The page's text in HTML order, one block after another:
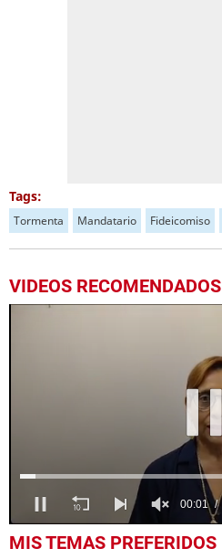
Tags:
Tormenta Mandatario Fideicomiso
VIDEOS RECOMENDADOS
seconds
MIS TEMAS PREFERIDOS